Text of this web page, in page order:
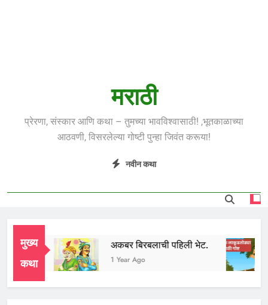
मराठी
प्रेरणा, संस्कार आणि कथा – तुमच्या भावविश्वासाठी! ,भूतकाळाच्या
आठवणी, विसरलेल्या गोष्टी पुन्हा जिवंत करूया!
नवीन कथा
मुख्य
कथा
Ago
अकबर बिरबलाची पहिली भेट.
1 Year Ago